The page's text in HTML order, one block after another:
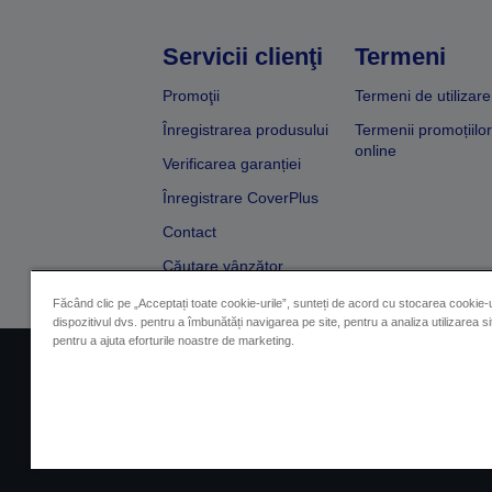
Servicii clienţi
Promoţii
Înregistrarea produsului
Verificarea garanției
Înregistrare CoverPlus
Contact
Căutare vânzător
Termeni
Termeni de utilizare
Termenii promoțiilor
online
Făcând clic pe „Acceptați toate cookie-urile”, sunteți de acord cu stocarea cookie-
dispozitivul dvs. pentru a îmbunătăți navigarea pe site, pentru a analiza utilizarea
pentru a ajuta eforturile noastre de marketing.